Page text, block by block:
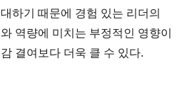
하기 때문에 경험 있는 리더의
역량에 미치는 부정적인 영향이
결여보다 더욱 클 수 있다.